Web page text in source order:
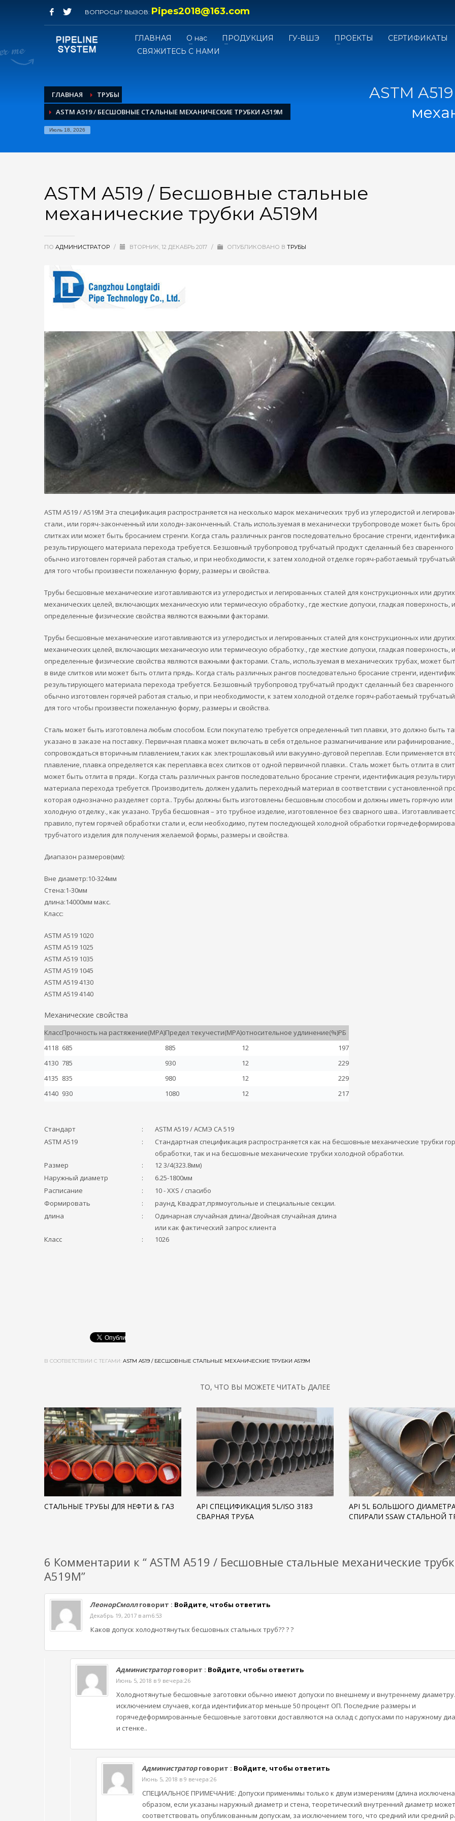
ВОПРОСЫ? ВЫЗОВ: Pipes2018@163.com
ГЛАВНАЯ О нас ПРОДУКЦИЯ ГУ-ВШЭ ПРОЕКТЫ СЕРТИФИКАТЫ
СВЯЖИТЕСЬ С НАМИ
ГЛАВНАЯ
ТРУБЫ
ASTM A519 / БЕСШОВНЫЕ СТАЛЬНЫЕ МЕХАНИЧЕСКИЕ ТРУБКИ A519M
Июль 18, 2026
ASTM
ASTM A519 / Бесшовные стальные
механические трубки A519M
ПО АДМИНИСТРАТОР / ВТОРНИК, 12 ДЕКАБРЬ 2017 / ОПУБЛИКОВАНО В ТРУБЫ
ASTM A519 / A519M Эта спецификация распространяется на несколько марок механических труб из углеродистой и
стали., или горяч-законченный или холодн-законченный. Сталь используемая в механически трубопроводе может быть
слитках или может быть бросанием стренги. Когда сталь различных рангов последовательно бросание стренги,
результирующего материала перехода требуется. Безшовный трубопровод трубчатый продукт сделанный без
обычно изготовлен горячей работая сталью, и при необходимости, к затем холодной отделке горяч-работаемый
для того чтобы произвести пожеланную форму, размеры и свойства.
Трубы бесшовные механические изготавливаются из углеродистых и легированных сталей для конструкционных или других
механических целей, включающих механическую или термическую обработку., где жесткие допуски, гладкая поверхность,
определенные физические свойства являются важными факторами.
Трубы бесшовные механические изготавливаются из углеродистых и легированных сталей для конструкционных или других
механических целей, включающих механическую или термическую обработку., где жесткие допуски, гладкая поверхность,
определенные физические свойства являются важными факторами. Сталь, используемая в механических трубах, может
в виде слитков или может быть отлита прядь. Когда сталь различных рангов последовательно бросание стренги,
результирующего материала перехода требуется. Безшовный трубопровод трубчатый продукт сделанный без
обычно изготовлен горячей работая сталью, и при необходимости, к затем холодной отделке горяч-работаемый
для того чтобы произвести пожеланную форму, размеры и свойства.
Сталь может быть изготовлена ​​любым способом. Если покупателю требуется определенный тип плавки, это должно быть
указано в заказе на поставку. Первичная плавка может включать в себя отдельное размагничивание или
сопровождаться вторичным плавлением,таких как электрошлаковый или вакуумно-дуговой переплав. Если применяется
плавление, плавка определяется как переплавка всех слитков от одной первичной плавки.. Сталь может быть отлита в
может быть отлита в пряди.. Когда сталь различных рангов последовательно бросание стренги, идентификация
материала перехода требуется. Производитель должен удалить переходный материал в соответствии с установленной
которая однозначно разделяет сорта.. Трубы должны быть изготовлены бесшовным способом и должны иметь горячую или
холодную отделку., как указано. Труба бесшовная – это трубное изделие, изготовленное без сварного шва..
правило, путем горячей обработки стали и, если необходимо, путем последующей холодной обработки
трубчатого изделия для получения желаемой формы, размеры и свойства.
Диапазон размеров(мм):
Вне диаметр:10-324мм
Стена:1-30мм
длина:14000мм макс.
Класс:
ASTM A519 1020
ASTM A519 1025
ASTM A519 1035
ASTM A519 1045
ASTM A519 4130
ASTM A519 4140
Механические свойства
КлассПрочность на растяжение(MPA)Предел текучести(MPA)относительное удлинение(%)РБ
4118 685 885 12
197
4130 785 930 12
229
4135 835 980 12
229
4140 930 1080 12 217
Стандарт :
ASTM A519 / АСМЭ СА 519
ASTM A519
:
Стандартная спецификация распространяется как на бесшовные механические трубки
обработки, так и на бесшовные механические трубки холодной обработки.
Размер
:
12 3/4(323.8мм)
Наружный диаметр
:
6.25-1800мм
Расписание
:
10 - ХХS / спасибо
Формировать
:
раунд, Квадрат,прямоугольные и специальные секции.
длина
:
Одинарная случайная длина/Двойная случайная длина
или как фактический запрос клиента
Класс
: 1026
В СООТВЕТСТВИИ С ТЕГАМИ: ASTM A519 / БЕСШОВНЫЕ СТАЛЬНЫЕ МЕХАНИЧЕСКИЕ ТРУБКИ A519M
ТО, ЧТО ВЫ МОЖЕТЕ ЧИТАТЬ ДАЛЕЕ
СТАЛЬНЫЕ ТРУБЫ ДЛЯ НЕФТИ & ГАЗ
API СПЕЦИФИКАЦИЯ 5L/ISO 3183
СВАРНАЯ ТРУБА
API 5L БОЛЬШОГО
СПИРАЛИ SSAW СТАЛЬНОЙ
6 Комментарии к “ ASTM A519 / Бесшовные стальные механические
A519M”
ЛеонорСмоллговорит : Войдите, чтобы ответить
Декабрь 19, 2017 в am6:53
Каков допуск холоднотянутых бесшовных стальных труб?? ? ?
Администраторговорит : Войдите, чтобы ответить
Июнь 5, 2018 в 9 вечера:26
Холоднотянутые бесшовные заготовки обычно имеют допуски по внешнему и внутреннему
исключением случаев, когда идентификатор меньше 50 процент ОП. Последние размеры и
горячедеформированные бесшовные заготовки доставляются на склад с допусками по наружному
и стенке..
Администраторговорит : Войдите, чтобы ответить
Июнь 5, 2018 в 9 вечера:26
СПЕЦИАЛЬНОЕ ПРИМЕЧАНИЕ: Допуски применимы только к двум измерениям (длина
образом, если указаны наружный диаметр и стена, теоретический внутренний диаметр
соответствовать опубликованным допускам, за исключением того, что средний или средний